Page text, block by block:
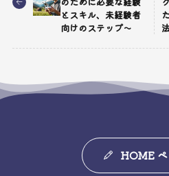
とスキル、未経験者
向けのステップ～
HOME